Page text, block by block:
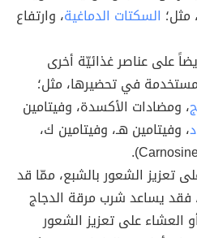
مثل؛ السكتات الدماغية، وارتفاع
على عناصر غذائيّة أخرى
في تحضيرها، مثل؛
، ومضادات الأكسدة، وفيتامين
، وفيتامين هـ، وفيتامين ك،
تعزيز الشعور بالشبع، ممّا قد
يساعد شرب مرقة الدجاج
العشاء على تعزيز الشعور